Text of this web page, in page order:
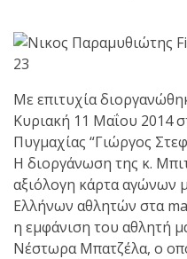
Championship
Νέα
επίσημα T-
shirts του
Ιωάννη
Θεοφάνους
με την υποστήριξη της
Sejoy Hellas.
Με επιτυχία
Κυριακή 11 Μαΐου 2014
Πυγμαχίας “Γιώργος
Η διοργάνωση της κ.
αξιόλογη κάρτα αγώνων
Ελλήνων αθλητών στα
η εμφάνιση του αθλητή
Νέστωρα Μπατζέλα, ο